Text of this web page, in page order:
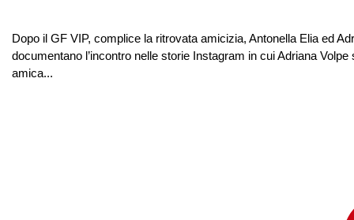
Dopo il GF VIP, complice la ritrovata amicizia, Antonella Elia ed
documentano l’incontro nelle storie Instagram in cui Adriana
amica...